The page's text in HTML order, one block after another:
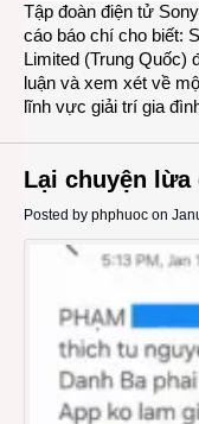
Tập đoàn điện tử
cáo báo chí cho biết:
Limited (Trung Quốc)
luận và xem xét về
lĩnh vực giải trí gia
Lại chuyện lừa
Posted by phphuoc on